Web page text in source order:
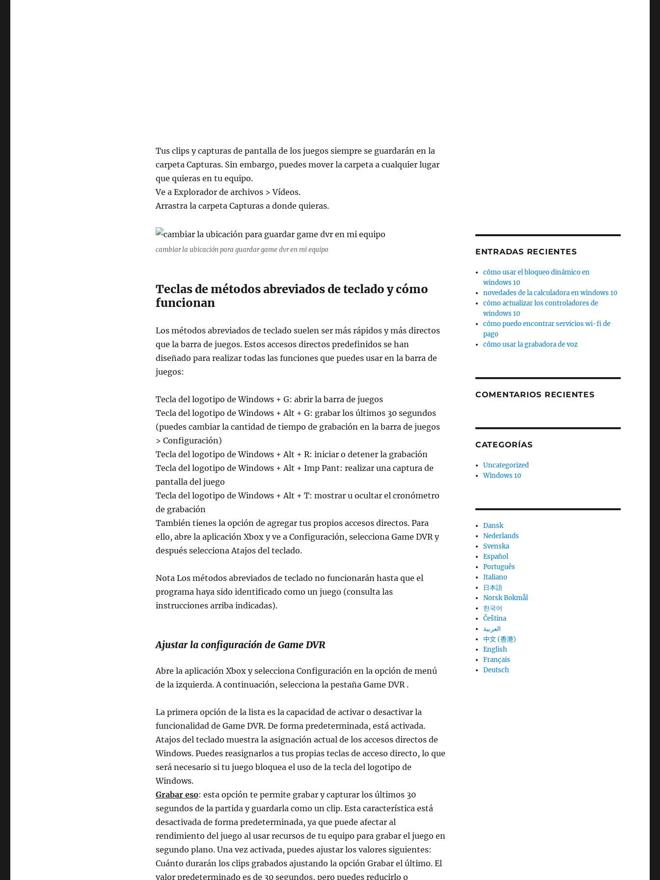
Tus clips y capturas de pantalla de los juegos siempre se guardarán en la
carpeta Capturas. Sin embargo, puedes mover la carpeta a cualquier lugar
que quieras en tu equipo.
Ve a Explorador de archivos > Vídeos.
Arrastra la carpeta Capturas a donde quieras.
cambiar la ubicación para guardar game dvr en mi equipo
Teclas de métodos abreviados de teclado y cómo
funcionan
Los métodos abreviados de teclado suelen ser más rápidos y más directos
que la barra de juegos. Estos accesos directos predefinidos se han
diseñado para realizar todas las funciones que puedes usar en la barra de
juegos:
Tecla del logotipo de Windows + G: abrir la barra de juegos
Tecla del logotipo de Windows + Alt + G: grabar los últimos 30 segundos
(puedes cambiar la cantidad de tiempo de grabación en la barra de juegos
> Configuración)
Tecla del logotipo de Windows + Alt + R: iniciar o detener la grabación
Tecla del logotipo de Windows + Alt + Imp Pant: realizar una captura de
pantalla del juego
Tecla del logotipo de Windows + Alt + T: mostrar u ocultar el cronómetro
de grabación
También tienes la opción de agregar tus propios accesos directos. Para
ello, abre la aplicación Xbox y ve a Configuración, selecciona Game DVR y
después selecciona Atajos del teclado.
Nota Los métodos abreviados de teclado no funcionarán hasta que el
programa haya sido identificado como un juego (consulta las
instrucciones arriba indicadas).
Ajustar la configuración de Game DVR
Abre la aplicación Xbox y selecciona Configuración en la opción de menú
de la izquierda. A continuación, selecciona la pestaña Game DVR .
La primera opción de la lista es la capacidad de activar o desactivar la
funcionalidad de Game DVR. De forma predeterminada, está activada.
Atajos del teclado muestra la asignación actual de los accesos directos de
Windows. Puedes reasignarlos a tus propias teclas de acceso directo, lo que
será necesario si tu juego bloquea el uso de la tecla del logotipo de
Windows.
Grabar eso: esta opción te permite grabar y capturar los últimos 30
segundos de la partida y guardarla como un clip. Esta característica está
desactivada de forma predeterminada, ya que puede afectar al
rendimiento del juego al usar recursos de tu equipo para grabar el juego en
segundo plano. Una vez activada, puedes ajustar los valores siguientes:
Cuánto durarán los clips grabados ajustando la opción Grabar el último. El
valor predeterminado es de 30 segundos, pero puedes reducirlo o
ENTRADAS RECIENTES
cómo usar el bloqueo dinámico en
windows 10
novedades de la calculadora en windows 10
cómo actualizar los controladores de
windows 10
cómo puedo encontrar servicios wi-fi de
pago
cómo usar la grabadora de voz
COMENTARIOS RECIENTES
CATEGORÍAS
Uncategorized
Windows 10
Dansk
Nederlands
Svenska
Español
Português
Italiano
日本語
Norsk Bokmål
한국어
Čeština
العربية
中文 (香港)
English
Français
Deutsch